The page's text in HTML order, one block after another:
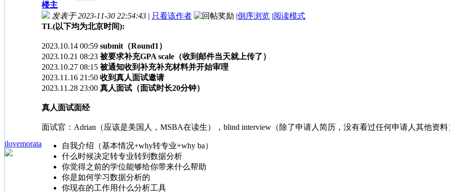
ilovemorata
楼主
发表于 2023-11-30 22:54:43 | 只看该作者 |倒序浏览 |阅读模式
TL(以下均为北京时间):
2023.10.14 00:59 submit（Round1）
2023.10.21 08:23 被要求补充GPA scale（收到邮件当天就上传了）
2023.10.27 08:15 被通知收到补充补充材料并开始审理
2023.11.16 21:50 收到真人面试邀请
2023.11.28 23:00 真人面试（面试时长20分钟）
真人面试面经
面试官：Adrian（应该是美国人，MSBA在读生），blind interview（除了申请人简历，没有看过任何申请人其他资料
自我介绍（基本情况+why转专业+why ba）
什么时候决定转专业转到数据分析
你觉得之前的学位能够给你带来什么帮助
你是如何学习数据分析的
你现在的工作用什么分析工具